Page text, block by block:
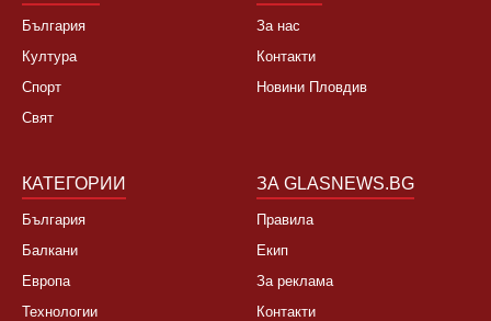
България
Култура
Спорт
Свят
За нас
Контакти
Новини Пловдив
КАТЕГОРИИ
България
Балкани
Европа
Технологии
ЗА GLASNEWS.BG
Правила
Екип
За реклама
Контакти